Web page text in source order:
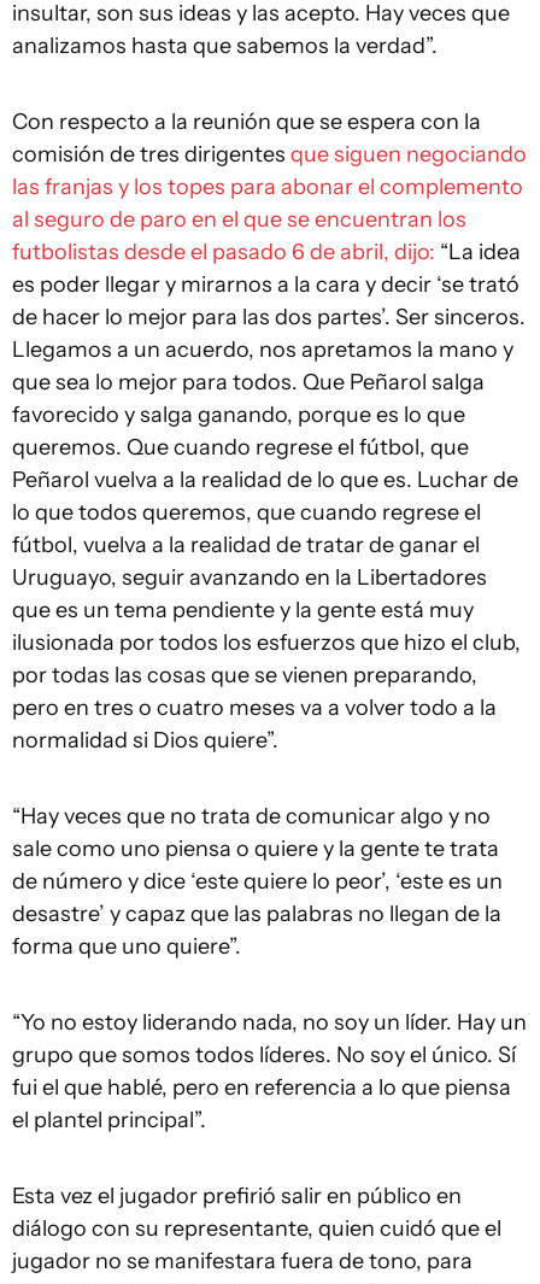
insultar, son sus ideas y las acepto. Hay veces que
analizamos hasta que sabemos la verdad”.
Con respecto a la reunión que se espera con la
comisión de tres dirigentes que siguen negociando
las franjas y los topes para abonar el complemento
al seguro de paro en el que se encuentran los
futbolistas desde el pasado 6 de abril, dijo: “La idea
es poder llegar y mirarnos a la cara y decir ‘se trató
de hacer lo mejor para las dos partes’. Ser sinceros.
Llegamos a un acuerdo, nos apretamos la mano y
que sea lo mejor para todos. Que Peñarol salga
favorecido y salga ganando, porque es lo que
queremos. Que cuando regrese el fútbol, que
Peñarol vuelva a la realidad de lo que es. Luchar de
lo que todos queremos, que cuando regrese el
fútbol, vuelva a la realidad de tratar de ganar el
Uruguayo, seguir avanzando en la Libertadores
que es un tema pendiente y la gente está muy
ilusionada por todos los esfuerzos que hizo el club,
por todas las cosas que se vienen preparando,
pero en tres o cuatro meses va a volver todo a la
normalidad si Dios quiere”.
“Hay veces que no trata de comunicar algo y no
sale como uno piensa o quiere y la gente te trata
de número y dice ‘este quiere lo peor’, ‘este es un
desastre’ y capaz que las palabras no llegan de la
forma que uno quiere”.
“Yo no estoy liderando nada, no soy un líder. Hay un
grupo que somos todos líderes. No soy el único. Sí
fui el que hablé, pero en referencia a lo que piensa
el plantel principal”.
Esta vez el jugador prefirió salir en público en
diálogo con su representante, quien cuidó que el
jugador no se manifestara fuera de tono, para